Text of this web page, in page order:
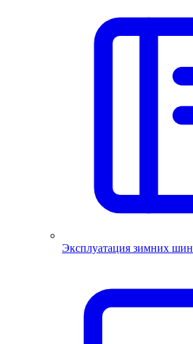
Эксплуатация зимних шин